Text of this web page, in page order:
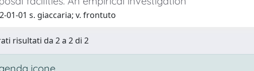
01-01 s. giaccaria; v. frontuto
risultati da 2 a 2 di 2
icone